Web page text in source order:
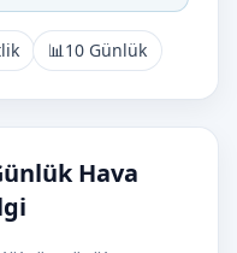
📊10 Günlük
Hava